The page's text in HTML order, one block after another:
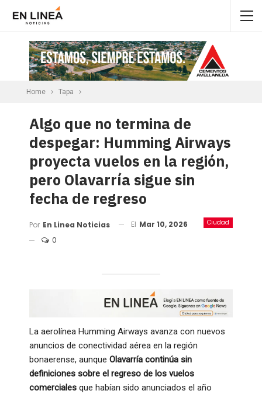
Home Tapa
Algo que no termina de
despegar: Humming Airways
proyecta vuelos en la región,
pero Olavarría sigue sin
fecha de regreso
Ciudad
Por En Linea Noticias El Mar 10, 2026
0
La aerolínea Humming Airways avanza con nuevos
anuncios de conectividad aérea en la región
bonaerense, aunque Olavarría continúa sin
definiciones sobre el regreso de los vuelos
comerciales que habían sido anunciados el año